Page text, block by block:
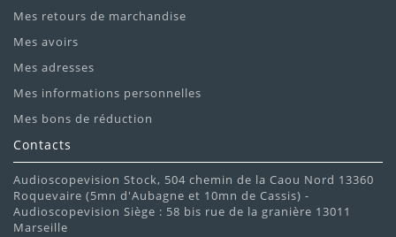
Mes retours de marchandise
Mes avoirs
Mes adresses
Mes informations personnelles
Mes bons de réduction
Contacts
Audioscopevision Stock, 504 chemin de la Caou Nord 13360
Roquevaire (5mn d'Aubagne et 10mn de Cassis) -
Audioscopevision Siège : 58 bis rue de la granière 13011
Marseille